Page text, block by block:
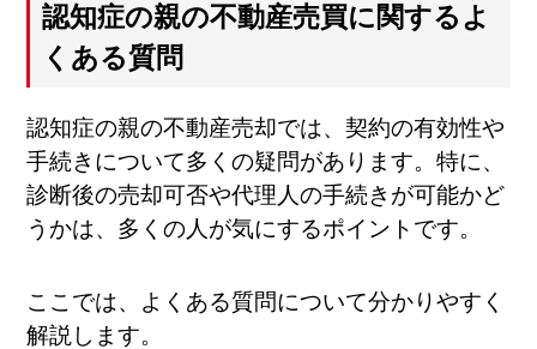
認知症の親の不動産売買に関するよ
くある質問
認知症の親の不動産売却では、契約の有効性や
手続きについて多くの疑問があります。特に、
診断後の売却可否や代理人の手続きが可能かど
うかは、多くの人が気にするポイントです。
ここでは、よくある質問について分かりやすく
解説します。